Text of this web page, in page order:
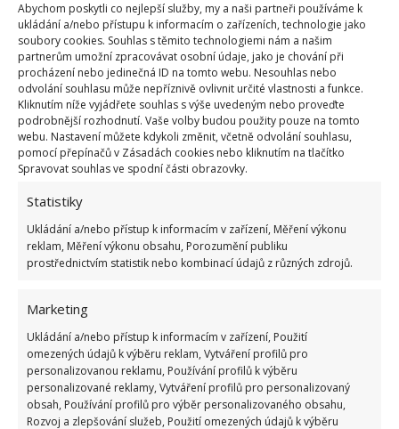
Abychom poskytli co nejlepší služby, my a naši partneři používáme k
ukládání a/nebo přístupu k informacím o zařízeních, technologie jako
soubory cookies. Souhlas s těmito technologiemi nám a našim
partnerům umožní zpracovávat osobní údaje, jako je chování při
procházení nebo jedinečná ID na tomto webu. Nesouhlas nebo
odvolání souhlasu může nepříznivě ovlivnit určité vlastnosti a funkce.
Kliknutím níže vyjádřete souhlas s výše uvedeným nebo proveďte
podrobnější rozhodnutí. Vaše volby budou použity pouze na tomto
webu. Nastavení můžete kdykoli změnit, včetně odvolání souhlasu,
pomocí přepínačů v Zásadách cookies nebo kliknutím na tlačítko
Spravovat souhlas ve spodní části obrazovky.
Statistiky
Ukládání a/nebo přístup k informacím v zařízení, Měření výkonu
reklam, Měření výkonu obsahu, Porozumění publiku
prostřednictvím statistik nebo kombinací údajů z různých zdrojů.
Marketing
Ukládání a/nebo přístup k informacím v zařízení, Použití
omezených údajů k výběru reklam, Vytváření profilů pro
personalizovanou reklamu, Používání profilů k výběru
personalizované reklamy, Vytváření profilů pro personalizovaný
obsah, Používání profilů pro výběr personalizovaného obsahu,
Rozvoj a zlepšování služeb, Použití omezených údajů k výběru
Fotografie: Pixabay
Výroba této směsi je snadná a její aplikace je
vody, 10 kapek jódu, 5 gramů fosforu a 10 gramů
draslíku. Všechny tyto ingredience smícháte
dohromady, promícháte je aroztokem pak rajčata
několikrát, ale důležité je to nepřehnat, kvůli časté
aplikaci směsi by rajčata mohla začít uvadat.
Zdroj:Archzine